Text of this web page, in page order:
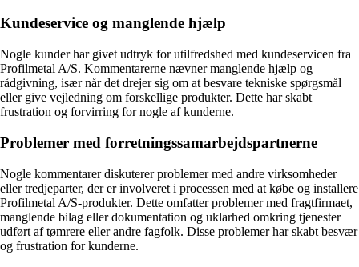
Kundeservice og manglende hjælp
Nogle kunder har givet udtryk for utilfredshed med kundeservicen fra
Profilmetal A/S. Kommentarerne nævner manglende hjælp og
rådgivning, især når det drejer sig om at besvare tekniske spørgsmål
eller give vejledning om forskellige produkter. Dette har skabt
frustration og forvirring for nogle af kunderne.
Problemer med forretningssamarbejdspartnerne
Nogle kommentarer diskuterer problemer med andre virksomheder
eller tredjeparter, der er involveret i processen med at købe og installere
Profilmetal A/S-produkter. Dette omfatter problemer med fragtfirmaet,
manglende bilag eller dokumentation og uklarhed omkring tjenester
udført af tømrere eller andre fagfolk. Disse problemer har skabt besvær
og frustration for kunderne.